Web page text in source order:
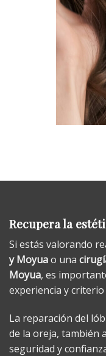
Recupera la
Si estás valorando
y Moyuao una
Moyua, es
experiencia y criterio
La reparación del
de la oreja, también
seguridad y